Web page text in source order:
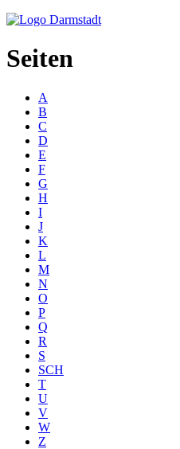
Seiten
A
B
C
D
E
F
G
H
I
J
K
L
M
N
O
P
Q
R
S
SCH
T
U
V
W
Z